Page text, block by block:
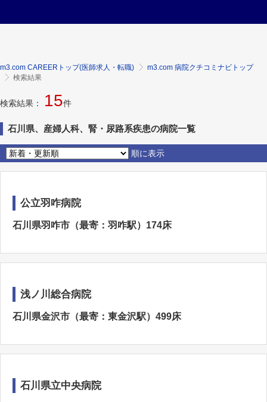
m3.com CAREERトップ(医師求人・転職)
m3.com 病院クチコミナビトップ
検索結果
検索結果： 15件
石川県、産婦人科、腎・尿路系疾患の病院一覧
順に表示
公立羽咋病院
石川県羽咋市（最寄：羽咋駅）174床
浅ノ川総合病院
石川県金沢市（最寄：東金沢駅）499床
石川県立中央病院